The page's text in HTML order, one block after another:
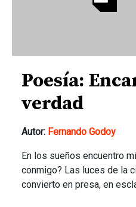
Poesía:
verdad
Autor: Fernando Godoy
En los sueños encuentro
conmigo? Las luces de la
convierto en presa, en